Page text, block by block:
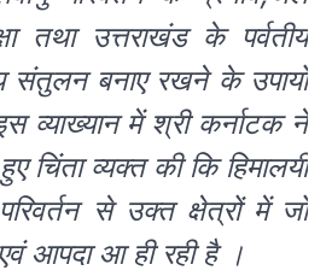
तथा उत्तराखंड के पर्वतीय
संतुलन बनाए रखने के उपायों
व्याख्यान में श्री कर्नाटक ने
चिंता व्यक्त की कि हिमालयी
से उक्त क्षेत्रों में जो
एवं आपदा आ ही रही है ।